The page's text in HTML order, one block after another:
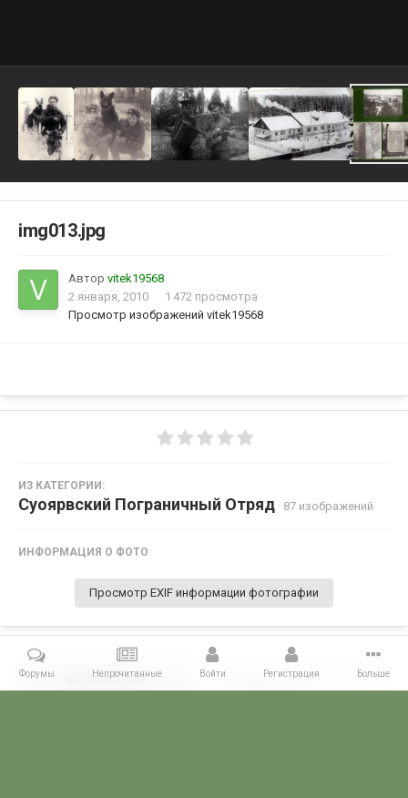
img013.jpg
Автор vitek19568
2 января, 2010
1 472 просмотра
Просмотр изображений vitek19568
ИЗ КАТЕГОРИИ:
Суоярвский Пограничный Отряд · 87 изображений
ИНФОРМАЦИЯ О ФОТО
Просмотр EXIF информации фотографии
Поделиться Подписчики 0
Форумы Непрочитанные Войти Регистрация Больше